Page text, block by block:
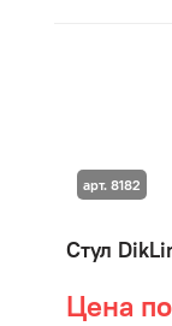
Стул
Цена
арт. 8182